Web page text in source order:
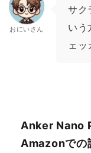
おにいさん
サク
いう
ェッ
Anker Nano
Amazonでの